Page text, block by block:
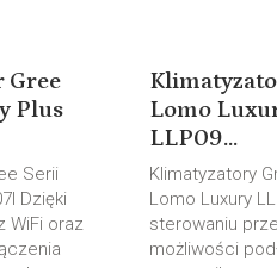
Gree
Plus
Serii
Dzięki
WiFi oraz
Lomo
LLP09...
Klimatyzatory
Lomo Luxury
sterowaniu
możliwości